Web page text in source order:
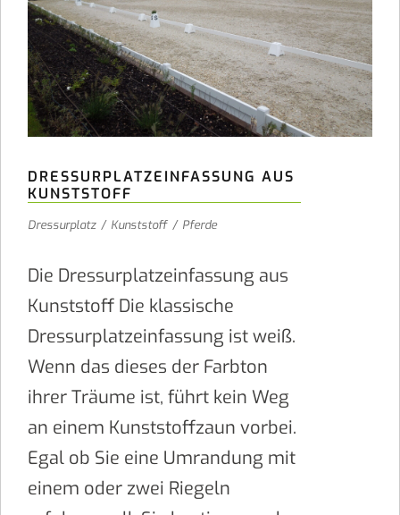
DRESSURPLATZEINFASSUNG AUS
KUNSTSTOFF
Dressurplatz / Kunststoff / Pferde
Die Dressurplatzeinfassung aus
Kunststoff Die klassische
Dressurplatzeinfassung ist weiß.
Wenn das dieses der Farbton
ihrer Träume ist, führt kein Weg
an einem Kunststoffzaun vorbei.
Egal ob Sie eine Umrandung mit
einem oder zwei Riegeln